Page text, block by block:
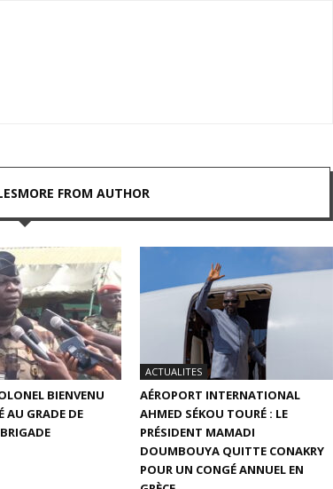
MORE FROM AUTHOR
BIENVENU
AU GRADE DE
ACTUALITES
AÉROPORT INTERNATIONAL
AHMED SÉKOU TOURÉ : LE
PRÉSIDENT MAMADI
DOUMBOUYA QUITTE CONAKRY
POUR UN CONGÉ ANNUEL EN